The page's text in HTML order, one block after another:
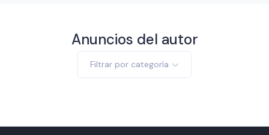
Anuncios del autor
Filtrar por categoría